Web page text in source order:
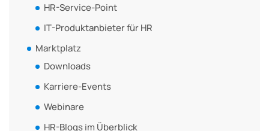
HR-Service-Point
IT-Produktanbieter für HR
Marktplatz
Downloads
Karriere-Events
Webinare
HR-Blogs im Überblick